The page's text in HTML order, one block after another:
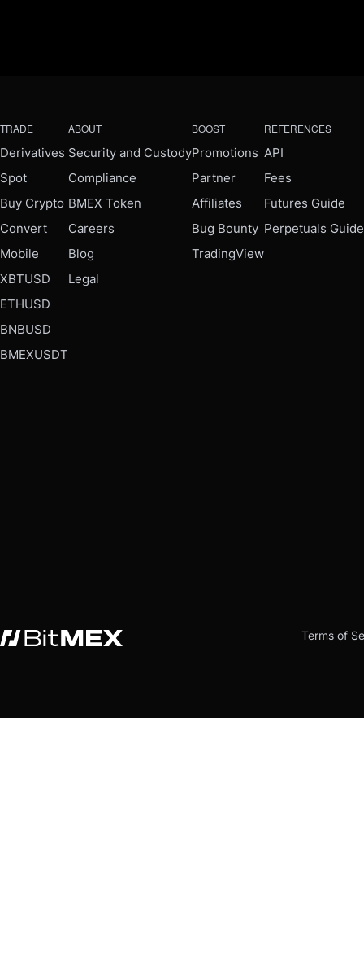
TRADE
Derivatives
Spot
Buy Crypto
Convert
Mobile
XBTUSD
ETHUSD
BNBUSD
BMEXUSDT
ABOUT
Security and Custody
Compliance
BMEX Token
Careers
Blog
Legal
BOOST
Promotions
Partner
Affiliates
Bug Bounty
TradingView
REFERENCES
API
Fees
Futures Guide
Perpetuals Guide
Terms of